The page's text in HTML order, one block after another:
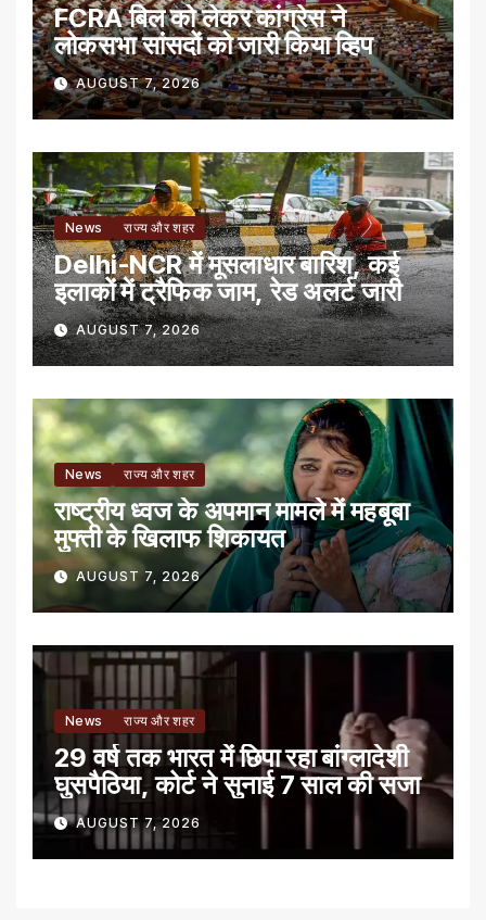
FCRA बिल को लेकर कांग्रेस ने
लोकसभा सांसदों को जारी किया व्हिप
AUGUST 7, 2026
News राज्य और शहर
Delhi-NCR में मूसलाधार बारिश, कई
इलाकों में ट्रैफिक जाम, रेड अलर्ट जारी
AUGUST 7, 2026
News राज्य और शहर
राष्ट्रीय ध्वज के अपमान मामले में महबूबा
मुफ्ती के खिलाफ शिकायत
AUGUST 7, 2026
News राज्य और शहर
29 वर्ष तक भारत में छिपा रहा बांग्लादेशी
घुसपैठिया, कोर्ट ने सुनाई 7 साल की सजा
AUGUST 7, 2026